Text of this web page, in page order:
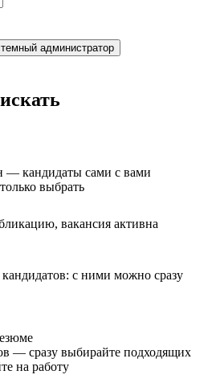
администратор
— кандидаты сами с вами
выбрать
вакансия активна
с ними можно сразу
— сразу выбирайте подходящих
на работу